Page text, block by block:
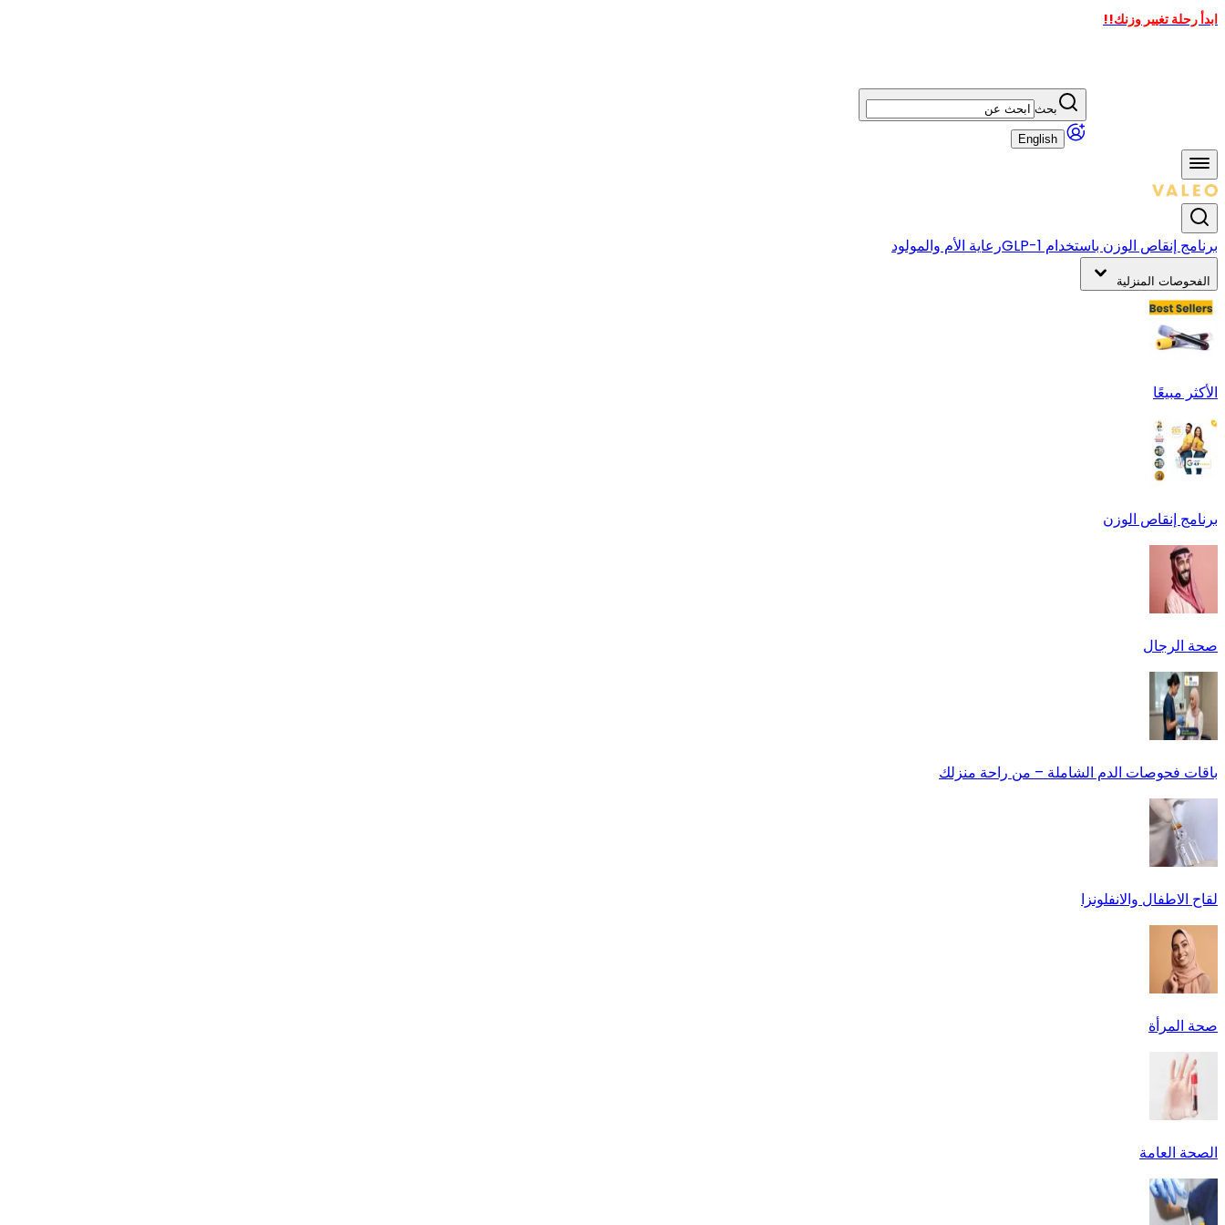
ابدأ رحلة تغيير وزنك!!
بحث
English
برنامج إنقاص الوزن باستخدام GLP-1 رعاية الأم والمولود
الفحوصات المنزلية
الأكثر مبيعًا
برنامج إنقاص الوزن
صحة الرجال
باقات فحوصات الدم الشاملة – من راحة منزلك
لقاح الاطفال والانفلونزا
صحة المرأة
الصحة العامة